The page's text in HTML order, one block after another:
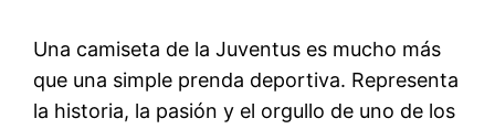
Una camiseta de la Juventus es mucho más
que una simple prenda deportiva. Representa
la historia, la pasión y el orgullo de uno de los